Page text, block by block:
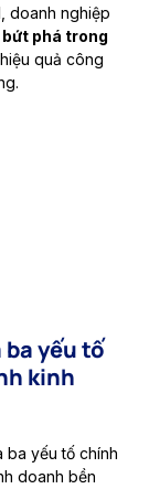
, doanh nghiệp
bứt phá trong
quả công
ba yếu tố
kinh
ba yếu tố chính
doanh bền